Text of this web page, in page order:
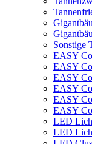
Sonstige
EASY
EASY
EASY
EASY
EASY
EASY
LED
LED